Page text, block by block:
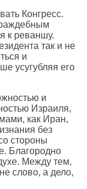
Конгресс.
к реваншу.
так и не
и
усугубляя его
и
Израиля,
как Иран,
без
стороны
Благородно
Между тем,
слово, а дело,